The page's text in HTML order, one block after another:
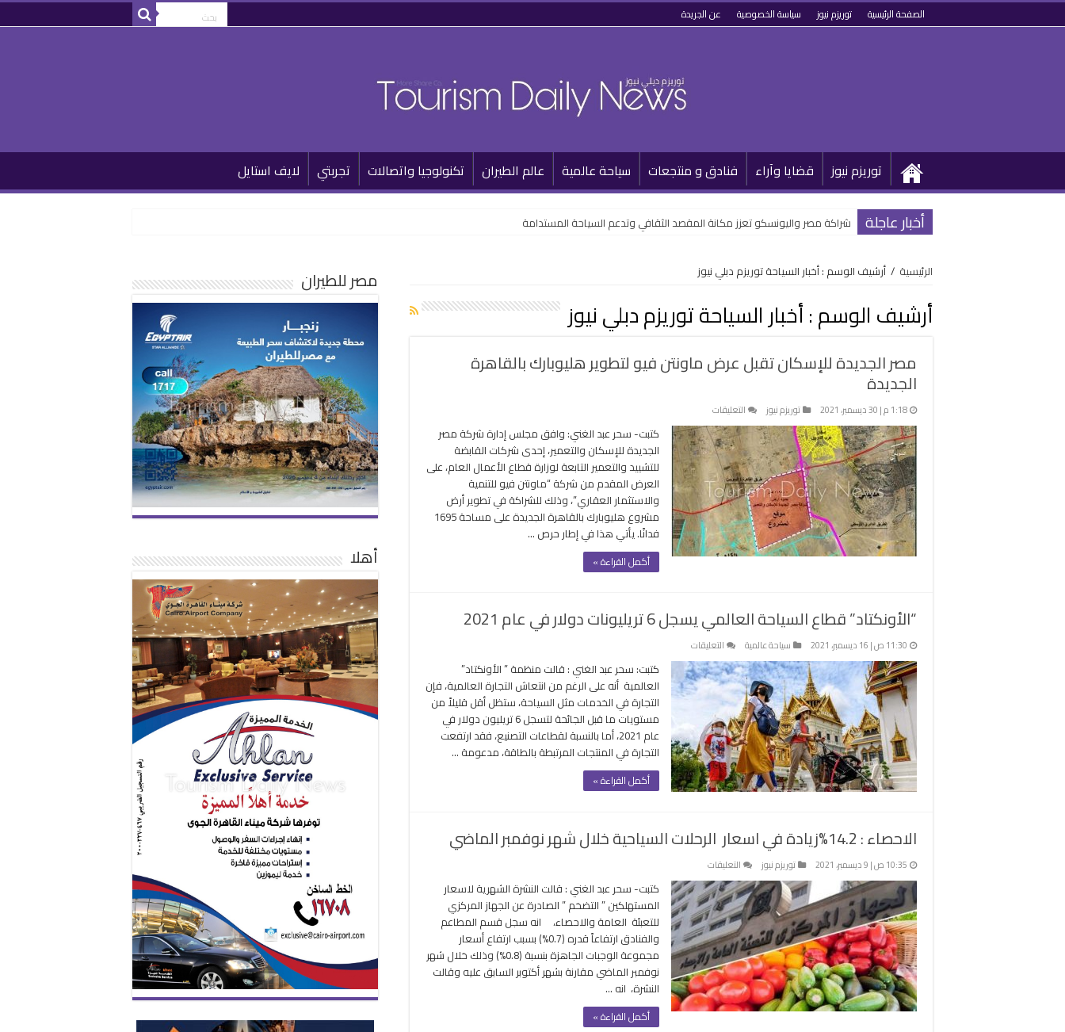
الصفحة الرئيسية توريزم نيوز سياسة الخصوصية عن الجريدة
توريزم نيوز قضايا وآراء فنادق و منتجعات سياحة عالمية عالم الطيران تكنولوجيا واتصالات تجربتي لايف استايل
أخبار عاجلة شراكة مصر واليونسكو تعزز مكانة المقصد الثقافي وتدعم السياحة المستدامة
الرئيسية / أرشيف الوسم : أخبار السياحة توريزم دبلي نيوز
أرشيف الوسم :أخبار السياحة توريزم دبلي نيوز
مصر الجديدة للإسكان تقبل عرض ماونتن فيو لتطوير هليوبارك بالقاهرة
الجديدة
1:18 م | 30 ديسمبر، 2021 توريزم نيوز التعليقات
مصر
الجديدة
للإسكان
تقبل
عرض
ماونتن
فيو
لتطوير
هليوبارك
كتبت- سحر عبد الغني: وافق مجلس إدارة شركة مصر
الجديدة للإسكان والتعمير، إحدى شركات القابضة
للتشييد والتعمير التابعة لوزارة قطاع الأعمال العام، على
العرض المقدم من شركة “ماونتن فيو للتنمية
والاستثمار العقاري”، وذلك للشراكة في تطوير أرض
مشروع هليوبارك بالقاهرة الجديدة على مساحة 1695
فدانًا. يأتي هذا في إطار حرص …
أكمل القراءة »
“الأونكتاد” قطاع السياحة العالمي يسجل 6 تريليونات دولار في عام 2021
11:30 ص | 16 ديسمبر، 2021 سياحة عالمية التعليقات
“الأونكتاد”
قطاع
السياحة
6
تريليونات
دولار
في
مغلقة
كتبت: سحر عبد الغني : قالت منظمة ” الأونكتاد”
العالمية أنه على الرغم من انتعاش التجارة العالمية، فإن
التجارة في الخدمات مثل السياحة، ستظل أقل قليلاً من
مستويات ما قبل الجائحة لتسجل 6 تريليون دولار في
عام 2021، أما بالنسبة لقطاعات التصنيع، فقد ارتفعت
التجارة في المنتجات المرتبطة بالطاقة، مدعومة …
أكمل القراءة »
الاحصاء : 14.2%زيادة في اسعار الرحلات السياحية خلال شهر نوفمبر الماضي
10:35 ص | 9 ديسمبر، 2021 توريزم نيوز التعليقات
الاحصاء
:
14.2%زيادة
في
اسعار
الرحلات
السياحية
خلال
شهر
كتبت- سحر عبد الغني : قالت النشرة الشهرية لاسعار
المستهلكين ” التضخم ” الصادرة عن الجهاز المركزي
للتعبئة العامة والاحصاء، انه سجل قسم المطاعم
والفنادق ارتفاعاً قدره (0.7%) بسبب ارتفاع أسعار
مجموعة الوجبات الجاهزة بنسبة (0.8%) وذلك خلال شهر
نوفمبر الماضي مقارنة بشهر أكتوبر السابق عليه وقالت
النشرة، انه …
أكمل القراءة »
مصر للطيران
أهلا